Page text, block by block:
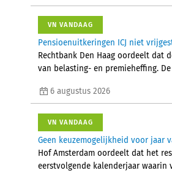
VN VANDAAG
Pensioenuitkeringen ICJ niet
Rechtbank Den Haag oordeelt
van belasting- en premieheffing.
6 augustus 2026
VN VANDAAG
Geen keuzemogelijkheid voor jaar
Hof Amsterdam oordeelt dat het
eerstvolgende kalenderjaar waarin